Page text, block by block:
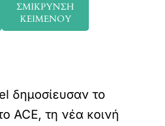
ΣΜΙΚΡΥΝΣΗ
ΚΕΙΜΕΝΟΥ
δημοσίευσαν το
ACE, τη νέα κοινή